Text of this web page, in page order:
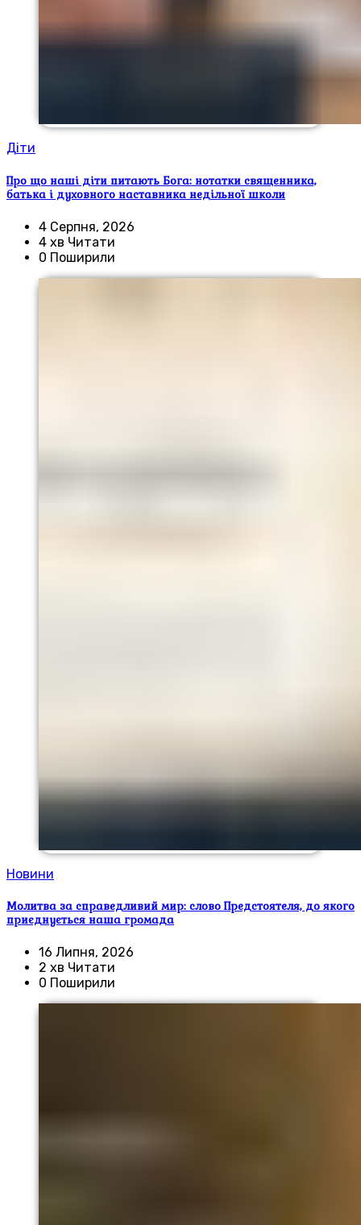
Діти
Про що наші діти питають Бога: нотатки священника,
батька і духовного наставника недільної школи
4 Серпня, 2026
4 хв Читати
0 Поширили
Новини
Молитва за справедливий мир: слово Предстоятеля, до якого
приєднується наша громада
16 Липня, 2026
2 хв Читати
0 Поширили